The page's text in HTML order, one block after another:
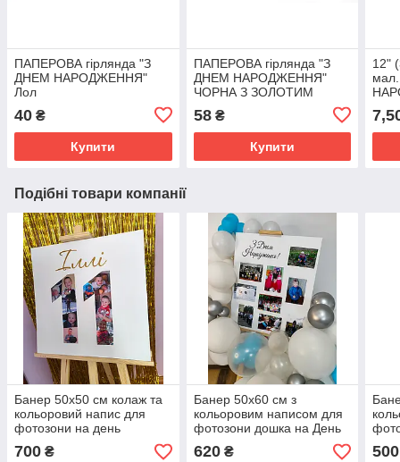
ПАПЕРОВА гірлянда "З
ДНЕМ НАРОДЖЕННЯ"
Лол
40 ₴
Купити
ПАПЕРОВА гірлянда "З
ДНЕМ НАРОДЖЕННЯ"
ЧОРНА З ЗОЛОТИМ
58₴
Купити
12"
Подібні товари компанії
Банер 50х50 см колаж та
кольоровий напис для
фотозони на день
народження
700 ₴
Банер 50х60 см з
кольоровим написом для
фотозони дошка на День
народження з фото
620₴ 500